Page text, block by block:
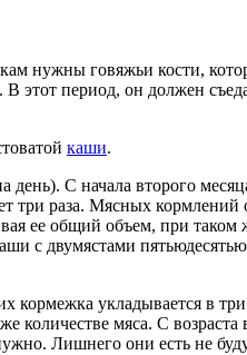
нужны говяжьи кости,
В этот период, он должен
каши.
день). С начала второго
три раза. Мясных кормлений
ее общий объем, при таком
с двумястами
кормежка укладывается в
мяса. С возраста
Лишнего они есть не